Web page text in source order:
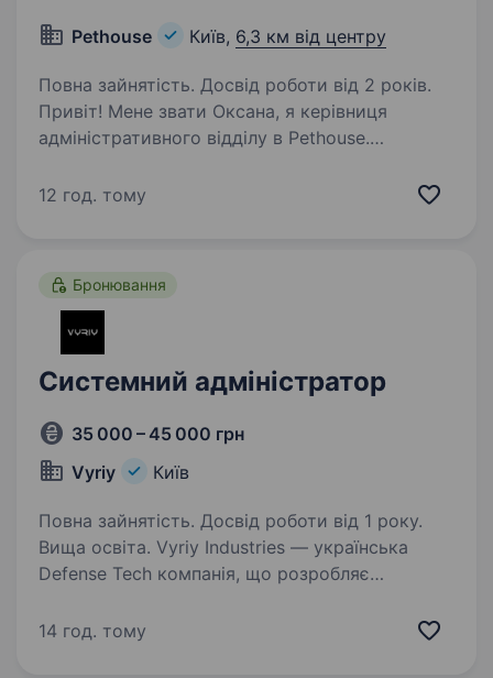
Pethouse Київ, 6,3 км від центру
Повна зайнятість. Досвід роботи від 2 років.
Привіт! Мене звати Оксана, я керівниця
адміністративного відділу в Pethouse.
я шукаю у свою команду системного
12 год. тому
Бронювання
Системний адміністратор
35 000 – 45 000 грн
Vyriy
Київ
Повна зайнятість. Досвід роботи від 1 року.
Вища освіта. Vyriy Industries — українська
Defense Tech компанія, що розробляє
роботи в реальних бойових умовах для понад
14 год. тому